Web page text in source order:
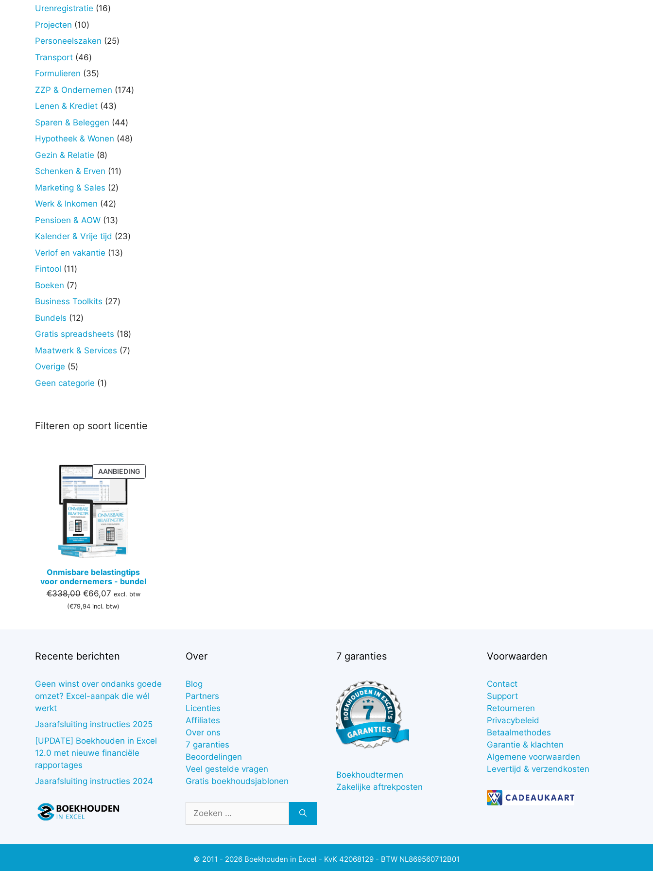
producten
Urenregistratie 1616
Projecten 1010
producten
Personeelszaken 2525
Transport 4646
producten
Formulieren 3535
producten
ZZP & Ondernemen 174174
Lenen & Krediet 4343
producten
Sparen & Beleggen 4444
producten
Hypotheek & Wonen 4848
Gezin & Relatie 88
producten
Schenken & Erven 1111
Marketing & Sales 22
Werk & Inkomen 4242
producten
Pensioen & AOW 1313
producten
Kalender & Vrije tijd 2323
Verlof en vakantie 1313
Fintool 1111
producten
Boeken 77
producten
Business Toolkits 2727
Bundels 1212
producten
Gratis spreadsheets 1818
producten
Maatwerk & Services 77
Overige 55
producten
Geen categorie 11
Filteren op soort licentie
AANBIEDINGPRODUCT
IN
Onmisbare belastingtips
voor ondernemers - bundel
€338,00 Oorspronkelijke
prijs
€66,07Huidige
prijs
excl. btw
(€79,94 incl. btw)
Recente berichten
Geen winst over ondanks goede
omzet? Excel-aanpak die wél
werkt
Jaarafsluiting instructies 2025
[UPDATE] Boekhouden in Excel
12.0 met nieuwe financiële
rapportages
Jaarafsluiting instructies 2024
Over
Blog
Partners
Licenties
Affiliates
Over ons
7 garanties
Beoordelingen
Veel gestelde vragen
Gratis boekhoudsjablonen
naar:
7 garanties
Boekhoudtermen
Zakelijke aftrekposten
Voorwaarden
Contact
Support
Retourneren
Privacybeleid
Betaalmethodes
Garantie & klachten
Algemene voorwaarden
Levertijd & verzendkosten
© 2011 - 2026 Boekhouden in Excel - KvK 42068129 - BTW NL869560712B01